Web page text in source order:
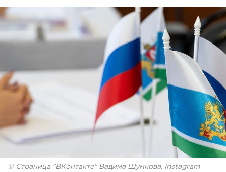
© Страница "ВКонтакте" Вадима Шумкова, Instagram